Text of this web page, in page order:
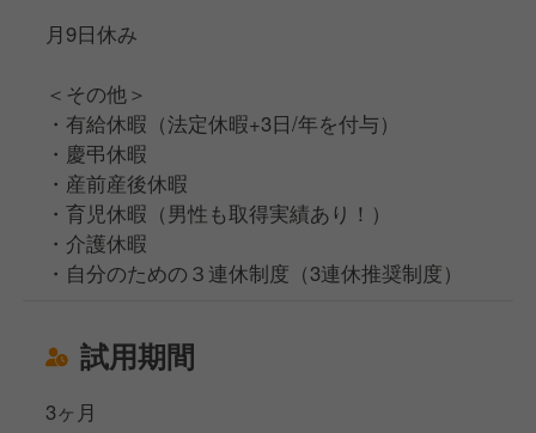
月9日休み
＜その他＞
・有給休暇（法定休暇+3日/年を付与）
・慶弔休暇
・産前産後休暇
・育児休暇（男性も取得実績あり！）
・介護休暇
・自分のための３連休制度（3連休推奨制度）
試用期間
3ヶ月